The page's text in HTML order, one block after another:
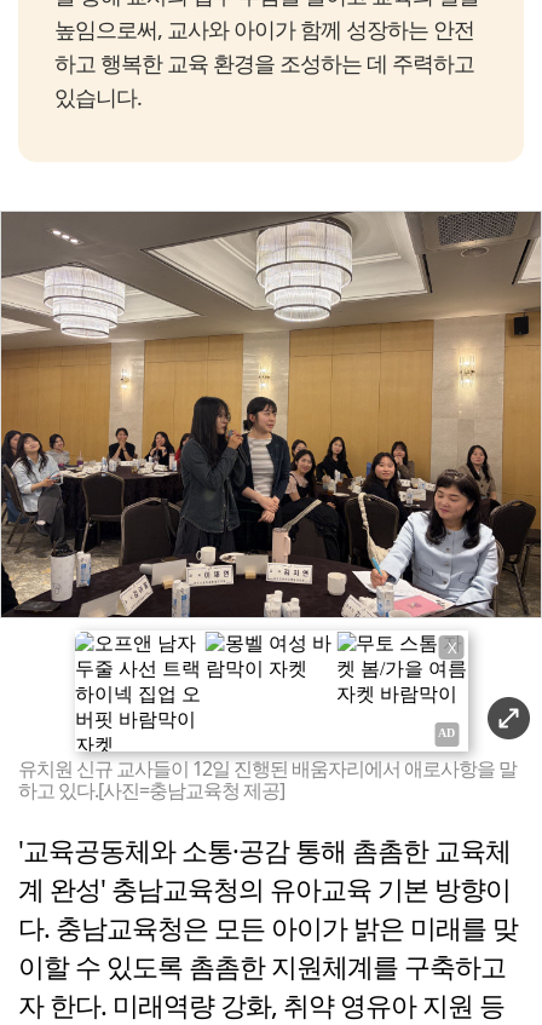
높임으로써, 교사와 아이가 함께 성장하는 안전
하고 행복한 교육 환경을 조성하는 데 주력하고
있습니다.
X
유치원 신규 교사들이 12일 진행된 배움자리에서 애로사항을 말
하고 있다.[사진=충남교육청 제공]
'교육공동체와 소통·공감 통해 촘촘한 교육체
계 완성' 충남교육청의 유아교육 기본 방향이
다. 충남교육청은 모든 아이가 밝은 미래를 맞
이할 수 있도록 촘촘한 지원체계를 구축하고
자 한다. 미래역량 강화, 취약 영유아 지원 등